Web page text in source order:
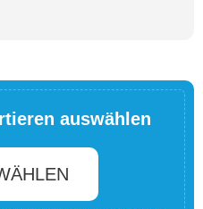
auswählen